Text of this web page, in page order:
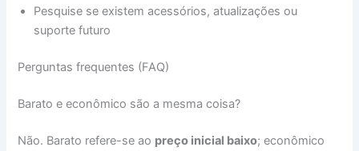
Pesquise se existem acessórios, atualizações ou
suporte futuro
Perguntas frequentes (FAQ)
Barato e econômico são a mesma coisa?
Não. Barato refere-se ao preço inicial baixo; econômico